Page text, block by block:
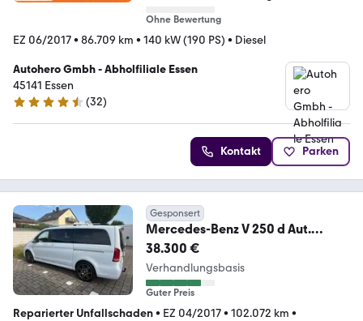
Ohne Bewertung
EZ 06/2017• 86.709 km • 140 kW (190 PS) • Diesel
Autohero Gmbh - Abholfiliale Essen
45141 Essen
4.7 Sterne
(32)
Kontakt Parken
Gesponsert
Mercedes-Benz V 250 d Aut.
4MATIC AVANTGARDE lang
AVANTGARDE
38.300 €
Verhandlungsbasis
Guter Preis
Reparierter Unfallschaden• EZ 04/2017• 102.072 km •